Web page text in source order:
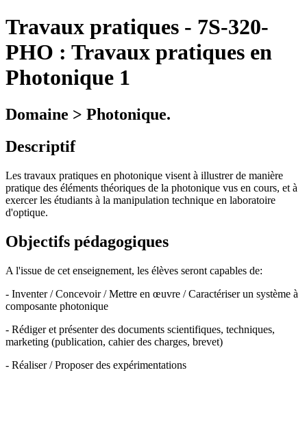
Travaux pratiques - 7S-320-
PHO : Travaux pratiques en
Photonique 1
Domaine > Photonique.
Descriptif
Les travaux pratiques en photonique visent à illustrer de manière
pratique des éléments théoriques de la photonique vus en cours, et à
exercer les étudiants à la manipulation technique en laboratoire
d'optique.
Objectifs pédagogiques
A l'issue de cet enseignement, les élèves seront capables de:
- Inventer / Concevoir / Mettre en œuvre / Caractériser un système à
composante photonique
- Rédiger et présenter des documents scientifiques, techniques,
marketing (publication, cahier des charges, brevet)
- Réaliser / Proposer des expérimentations